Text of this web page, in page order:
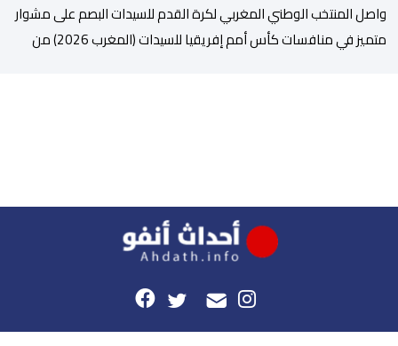
واصل المنتخب الوطني المغربي لكرة القدم للسيدات البصم على مشوار
متميز في منافسات كأس أمم إفريقيا للسيدات (المغرب 2026) من